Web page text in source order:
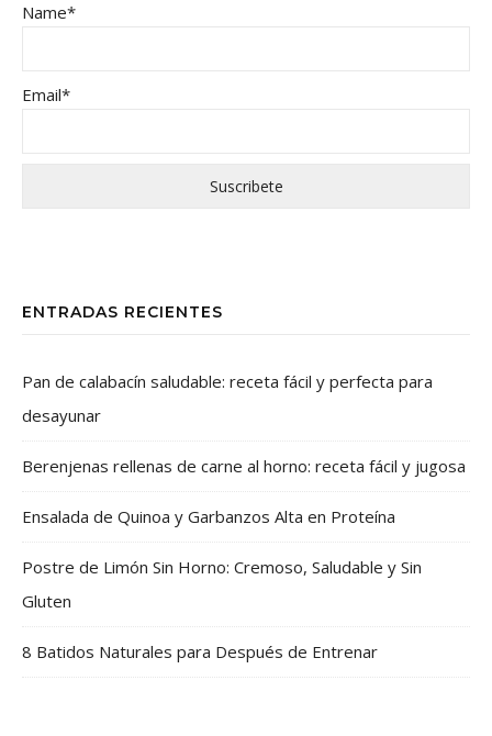
Name*
Email*
ENTRADAS RECIENTES
Pan de calabacín saludable: receta fácil y perfecta para
desayunar
Berenjenas rellenas de carne al horno: receta fácil y jugosa
Ensalada de Quinoa y Garbanzos Alta en Proteína
Postre de Limón Sin Horno: Cremoso, Saludable y Sin
Gluten
8 Batidos Naturales para Después de Entrenar